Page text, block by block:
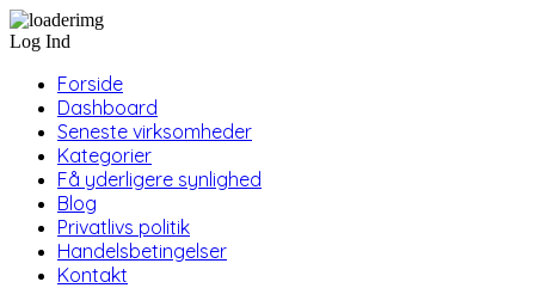
Log Ind
Forside
Dashboard
Seneste virksomheder
Kategorier
Få yderligere synlighed
Blog
Privatlivs politik
Handelsbetingelser
Kontakt